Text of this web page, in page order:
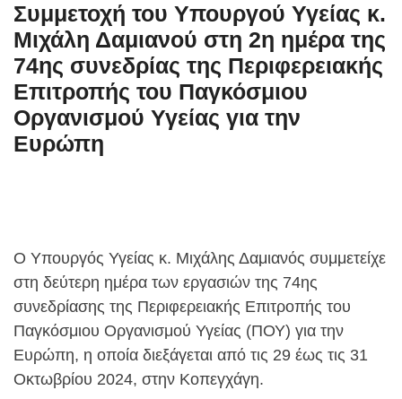
Συμμετοχή του Υπουργού Υγείας κ.
Μιχάλη Δαμιανού στη 2η ημέρα της
74ης συνεδρίας της Περιφερειακής
Επιτροπής του Παγκόσμιου
Οργανισμού Υγείας για την
Ευρώπη
Ο Υπουργός Υγείας κ. Μιχάλης Δαμιανός συμμετείχε
στη δεύτερη ημέρα των εργασιών της 74ης
συνεδρίασης της Περιφερειακής Επιτροπής του
Παγκόσμιου Οργανισμού Υγείας (ΠΟΥ) για την
Ευρώπη, η οποία διεξάγεται από τις 29 έως τις 31
Οκτωβρίου 2024, στην Κοπεγχάγη.